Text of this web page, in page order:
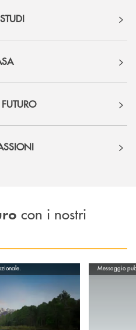
con i nostri
Scopri di
Messaggio